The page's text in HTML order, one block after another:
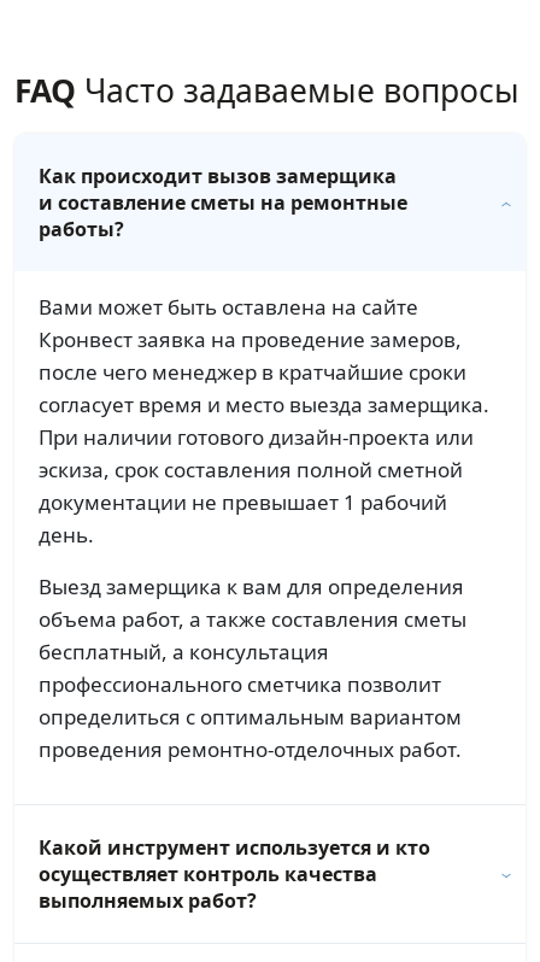
FAQ Часто задаваемые вопросы
Как происходит вызов замерщика
и составление сметы на ремонтные
работы?
Вами может быть оставлена на сайте
Кронвест заявка на проведение замеров,
после чего менеджер в кратчайшие сроки
согласует время и место выезда замерщика.
При наличии готового дизайн-проекта или
эскиза, срок составления полной сметной
документации не превышает 1 рабочий
день.
Выезд замерщика к вам для определения
объема работ, а также составления сметы
бесплатный, а консультация
профессионального сметчика позволит
определиться с оптимальным вариантом
проведения ремонтно-отделочных работ.
Какой инструмент используется и кто
осуществляет контроль качества
выполняемых работ?